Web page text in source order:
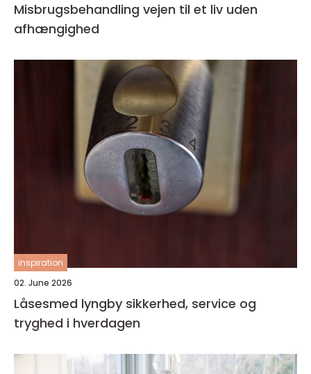
Misbrugsbehandling vejen til et liv uden
afhængighed
inspiration
02. June 2026
Låsesmed lyngby sikkerhed, service og
tryghed i hverdagen